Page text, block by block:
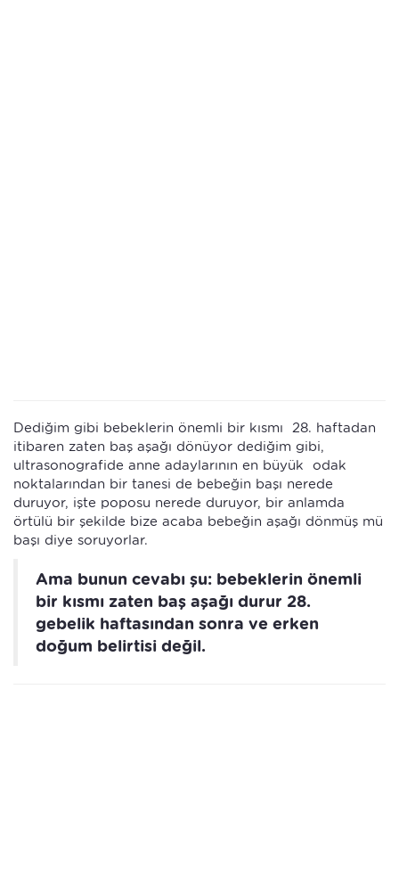
Dediğim gibi bebeklerin önemli bir kısmı 28. haftadan
itibaren zaten baş aşağı dönüyor dediğim gibi,
ultrasonografide anne adaylarının en büyük odak
noktalarından bir tanesi de bebeğin başı nerede
duruyor, işte poposu nerede duruyor, bir anlamda
örtülü bir şekilde bize acaba bebeğin aşağı dönmüş mü
başı diye soruyorlar.
Ama bunun cevabı şu: bebeklerin önemli
bir kısmı zaten baş aşağı durur 28.
gebelik haftasından sonra ve erken
doğum belirtisi değil.